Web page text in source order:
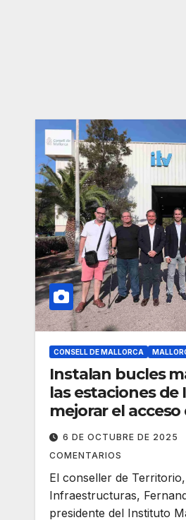
CONSELL DE MALLORCA
Instalan bucles
las estaciones de
mejorar el acceso
discapacitados
6 DE OCTUBRE DE 2025
COMENTARIOS
El conseller de
Infraestructuras,
presidente del Instituto